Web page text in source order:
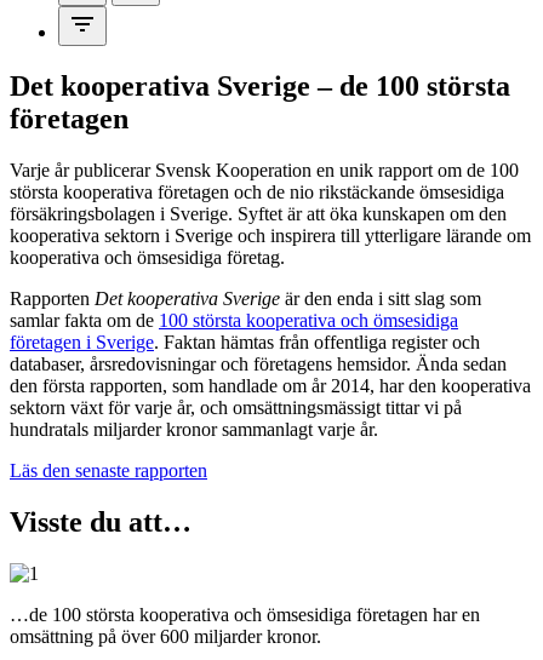
filter_list
Det kooperativa Sverige – de 100 största
företagen
Varje år publicerar Svensk Kooperation en unik rapport om de 100
största kooperativa företagen och de nio rikstäckande ömsesidiga
försäkringsbolagen i Sverige. Syftet är att öka kunskapen om den
kooperativa sektorn i Sverige och inspirera till ytterligare lärande om
kooperativa och ömsesidiga företag.
Rapporten Det kooperativa Sverige är den enda i sitt slag som
samlar fakta om de 100 största kooperativa och ömsesidiga
företagen i Sverige. Faktan hämtas från offentliga register och
databaser, årsredovisningar och företagens hemsidor. Ända sedan
den första rapporten, som handlade om år 2014, har den kooperativa
sektorn växt för varje år, och omsättningsmässigt tittar vi på
hundratals miljarder kronor sammanlagt varje år.
Läs den senaste rapporten
Visste du att…
…de 100 största kooperativa och ömsesidiga företagen har en
omsättning på över 600 miljarder kronor.